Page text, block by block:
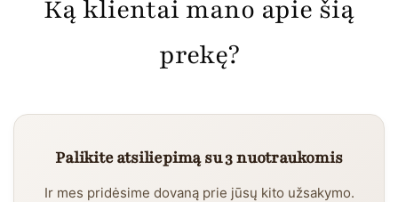
Ką klientai mano apie šią
prekę?
Palikite atsiliepimą su 3 nuotraukomis
Ir mes pridėsime dovaną prie jūsų kito užsakymo.